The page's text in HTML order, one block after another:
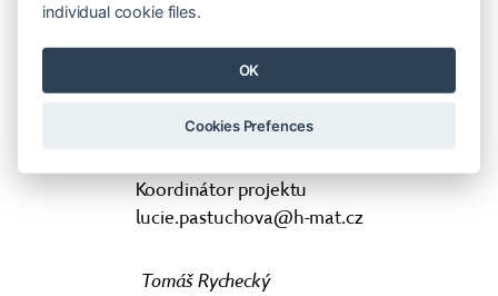
kterém bude škola dostávat metodickou podporu
jak v Hejného metodě tak i v metodice sdílení a
kolegiální podpory.
Koordinátor projektu
lucie.pastuchova@h-mat.cz
Tomáš Rychecký
individual cookie files.
OK
Cookies Prefences